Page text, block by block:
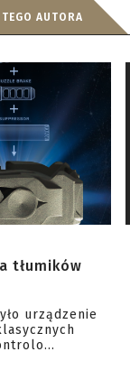
TEGO AUTORA
tłumików
urządzenie